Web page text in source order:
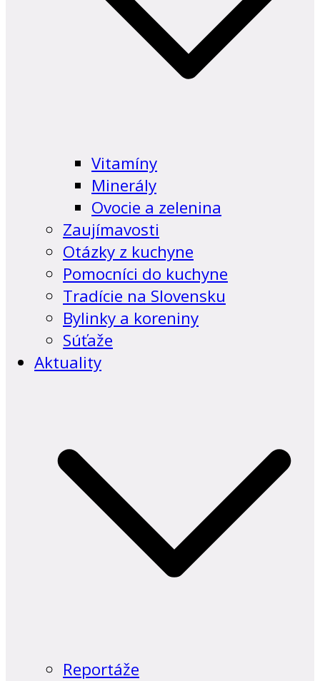
Vitamíny
Minerály
Ovocie a zelenina
Zaujímavosti
Otázky z kuchyne
Pomocníci do kuchyne
Tradície na Slovensku
Bylinky a koreniny
Súťaže
Aktuality
Reportáže